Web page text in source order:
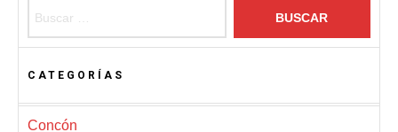
CATEGORÍAS
Concón